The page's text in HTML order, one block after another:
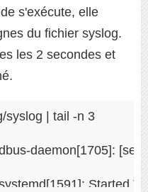
s'exécute, elle
du fichier syslog.
les 2 secondes et
syslog | tail -n 3
daemon[1705]:
Started